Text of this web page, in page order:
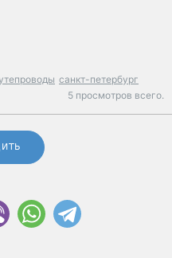
санкт-петербург
5 просмотров всего.